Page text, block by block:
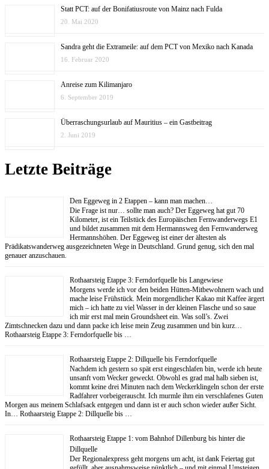
Statt PCT: auf der Bonifatiusroute von Mainz nach Fulda
20. Mai 2020
Sandra geht die Extrameile: auf dem PCT von Mexiko nach Kanada
16. Februar 2020
Anreise zum Kilimanjaro
6. September 2019
Überraschungsurlaub auf Mauritius – ein Gastbeitrag
2. Juni 2019
Letzte Beiträge
Den Eggeweg in 2 Etappen – kann man machen…
Die Frage ist nur… sollte man auch? Der Eggeweg hat gut 70
Kilometer, ist ein Teilstück des Europäischen Fernwanderwegs E1
und bildet zusammen mit dem Hermannsweg den Fernwanderweg
Hermannshöhen. Der Eggeweg ist einer der ältesten als
Prädikatswanderweg ausgezeichneten Wege in Deutschland. Grund genug, sich den mal
genauer anzuschauen.
Rothaarsteig Etappe 3: Ferndorfquelle bis Langewiese
Morgens werde ich vor den beiden Hütten-Mitbewohnern wach und
mache leise Frühstück. Mein morgendlicher Kakao mit Kaffee ärgert
mich – ich hatte zu viel Wasser in der kleinen Flasche und so saue
ich mir erst mal mein Groundsheet ein. Was soll’s. Zwei
Zimtschnecken dazu und dann packe ich leise mein Zeug zusammen und bin kurz…
Rothaarsteig Etappe 3: Ferndorfquelle bis …
Rothaarsteig Etappe 2: Dillquelle bis Ferndorfquelle
Nachdem ich gestern so spät erst eingeschlafen bin, werde ich heute
unsanft vom Wecker geweckt. Obwohl es grad mal halb sieben ist,
kommt keine drei Minuten nach dem Weckerklingeln schon der erste
Radfahrer vorbeigerauscht. Ich murmle ihm ein verschlafenes Guten
Morgen aus meinem Schlafsack entgegen und dann ist er auch schon wieder außer Sicht.
In… Rothaarsteig Etappe 2: Dillquelle bis …
Rothaarsteig Etappe 1: vom Bahnhof Dillenburg bis hinter die
Dillquelle
Der Regionalexpress geht morgens um acht, ist dank Feiertag gut